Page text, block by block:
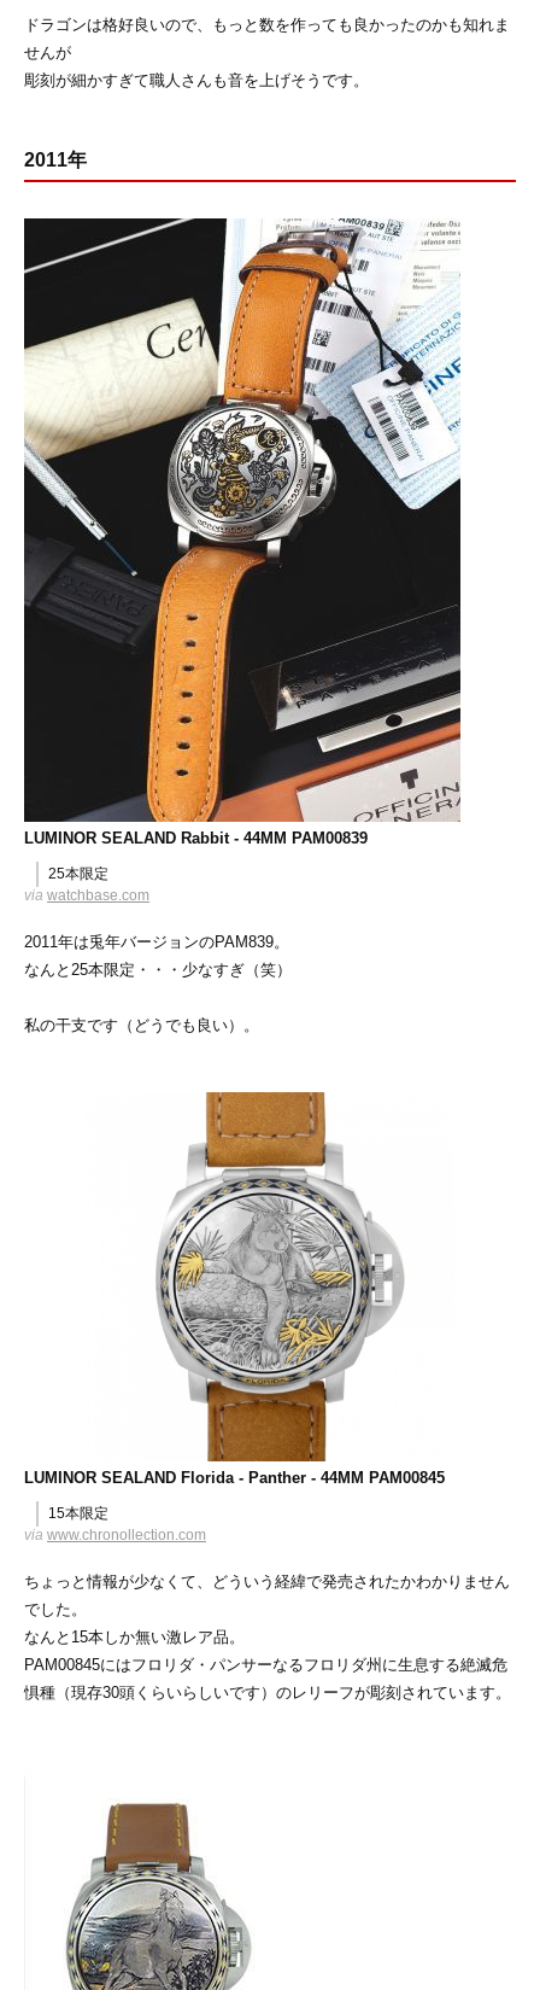
ドラゴンは格好良いので、もっと数を作っても良かったのかも知れま
せんが
彫刻が細かすぎて職人さんも音を上げそうです。
2011年
LUMINOR SEALAND Rabbit - 44MM PAM00839
25本限定
via watchbase.com
2011年は兎年バージョンのPAM839。
なんと25本限定・・・少なすぎ（笑）
私の干支です（どうでも良い）。
LUMINOR SEALAND Florida - Panther - 44MM PAM00845
15本限定
via www.chronollection.com
ちょっと情報が少なくて、どういう経緯で発売されたかわかりません
でした。
なんと15本しか無い激レア品。
PAM00845にはフロリダ・パンサーなるフロリダ州に生息する絶滅危
惧種（現存30頭くらいらしいです）のレリーフが彫刻されています。